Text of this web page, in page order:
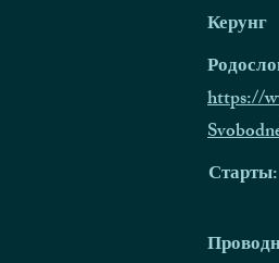
Керунг
https://
Старты: